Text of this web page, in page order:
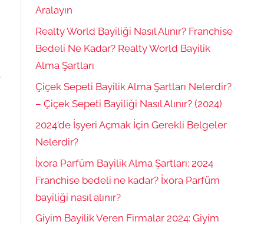
Aralayın
Realty World Bayiliği Nasıl Alınır? Franchise
Bedeli Ne Kadar? Realty World Bayilik
Alma Şartları
Çiçek Sepeti Bayilik Alma Şartları Nelerdir?
– Çiçek Sepeti Bayiliği Nasıl Alınır? (2024)
2024’de İşyeri Açmak İçin Gerekli Belgeler
Nelerdir?
İxora Parfüm Bayilik Alma Şartları: 2024
Franchise bedeli ne kadar? İxora Parfüm
bayiliği nasıl alınır?
Giyim Bayilik Veren Firmalar 2024: Giyim